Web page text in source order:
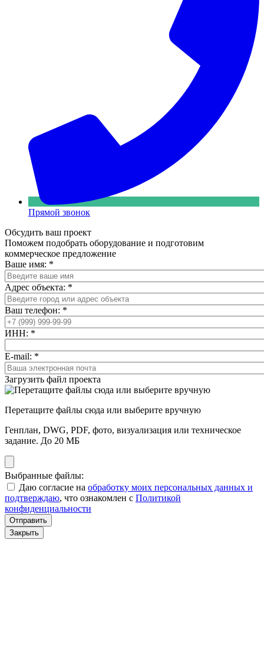
Прямой звонок
Обсудить ваш проект
Поможем подобрать оборудование и подготовим
коммерческое предложение
Ваше имя: *
Адрес объекта: *
Ваш телефон: *
ИНН: *
E-mail: *
Загрузить файл проекта
Перетащите файлы сюда или выберите вручную
Генплан, DWG, PDF, фото, визуализация или техническое
задание. До 20 МБ
Выбранные файлы:
Даю согласие на обработку моих персональных данных и
подтверждаю, что ознакомлен с Политикой
конфиденциальности
Отправить
Закрыть